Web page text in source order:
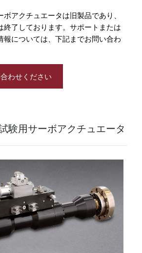
アクチュエータは旧製品であり、
終了しております。サポートまたは
報については、下記までお問い合わ
わせください
験用サーボアクチュエータ